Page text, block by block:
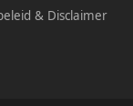
& Disclaimer